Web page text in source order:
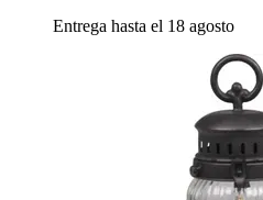
Entrega hasta el 18 agosto